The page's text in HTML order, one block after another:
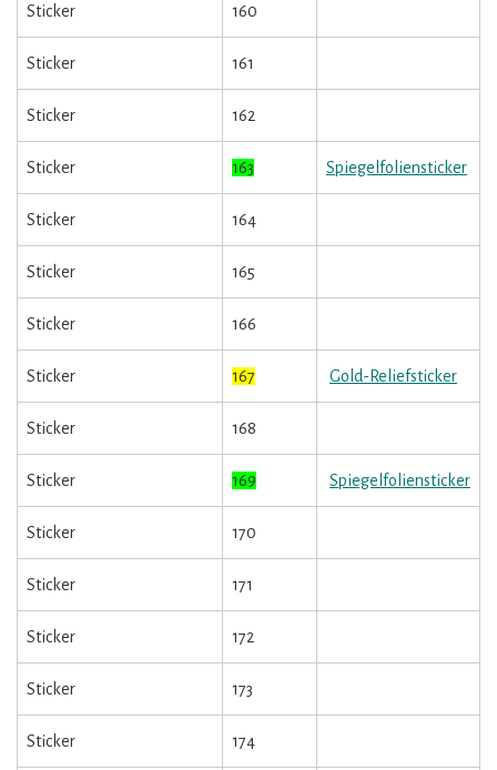
Sticker 160
Sticker 161
Sticker 162
Sticker 163 Spiegelfoliensticker
Sticker 164
Sticker 165
Sticker 166
Sticker 167 Gold-Reliefsticker
Sticker 168
Sticker 169 Spiegelfoliensticker
Sticker 170
Sticker 171
Sticker 172
Sticker 173
Sticker 174